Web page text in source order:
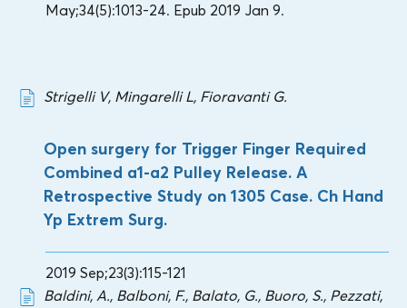
May;34(5):1013-24. Epub 2019 Jan 9.
Strigelli V, Mingarelli L, Fioravanti G.
Open surgery for Trigger Finger Required
Combined a1-a2 Pulley Release. A
Retrospective Study on 1305 Case. Ch Hand
Yp Extrem Surg.
2019 Sep;23(3):115-121
Baldini, A., Balboni, F., Balato, G., Buoro, S., Pezzati,